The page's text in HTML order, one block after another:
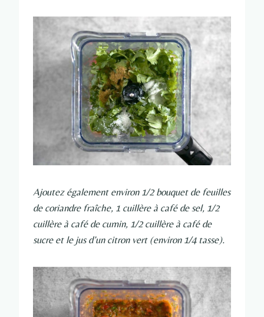
Ajoutez également environ 1/2 bouquet de feuilles
de coriandre fraîche, 1 cuillère à café de sel, 1/2
cuillère à café de cumin, 1/2 cuillère à café de
sucre et le jus d’un citron vert (environ 1/4 tasse).